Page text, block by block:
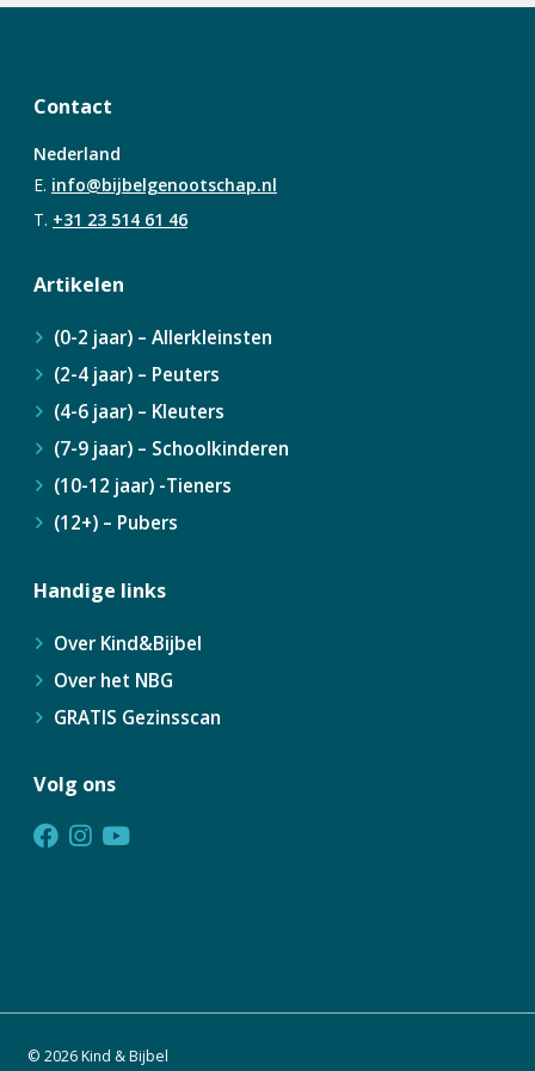
die cadeaus?
donker
Bijbel?
Bijbelervaring
Contact
Nederland
E. info@bijbelgenootschap.nl
T. +31 23 514 61 46
Artikelen
(0-2 jaar) – Allerkleinsten
(2-4 jaar) – Peuters
(4-6 jaar) – Kleuters
(7-9 jaar) – Schoolkinderen
(10-12 jaar) -Tieners
(12+) – Pubers
Handige links
Over Kind&Bijbel
Over het NBG
GRATIS Gezinsscan
Volg ons
© 2026 Kind & Bijbel